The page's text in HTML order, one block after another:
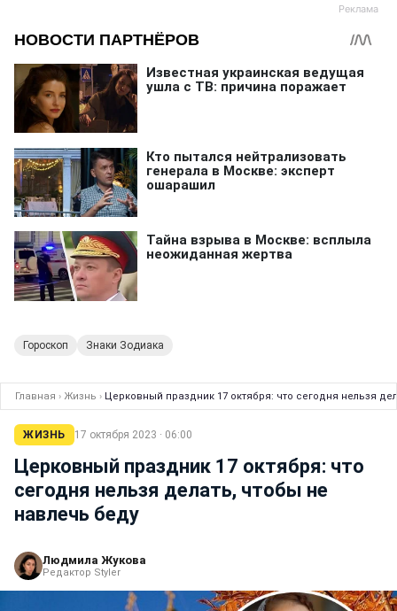
Гороскоп Знаки Зодиака
Главная › Жизнь › Церковный праздник 17 октября: что сегодня нельзя
ЖИЗНЬ 17 октября 2023 · 06:00
Церковный праздник 17 октября: что
сегодня нельзя делать, чтобы не
навлечь беду
Людмила Жукова
Редактор Styler